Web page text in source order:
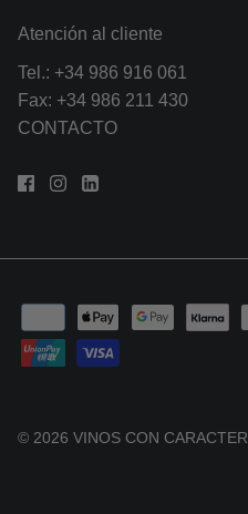
Atención al cliente
Tel.: +34 986 916 061
Fax: +34 986 211 430
CONTACTO
© 2026 VINOS CON CARACTER